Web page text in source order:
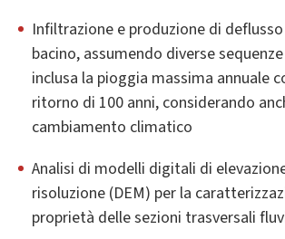
Infiltrazione e produzione di
bacino, assumendo diverse
inclusa la pioggia massima annuale
ritorno di 100 anni, considerando
cambiamento climatico
Analisi di modelli digitali di
risoluzione (DEM) per la
proprietà delle sezioni trasversali